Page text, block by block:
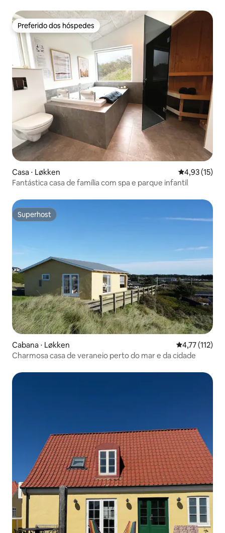
Preferido dos hóspedes
Preferido dos hóspedes
Casa ⋅ Løkken 4,93 de uma
4,93 (15)
Fantástica casa de família com spa e parque infantil
Superhost
Superhost
Cabana ⋅ Løkken 4,77 de uma
4,77 (112)
Charmosa casa de veraneio perto do mar e da cidade